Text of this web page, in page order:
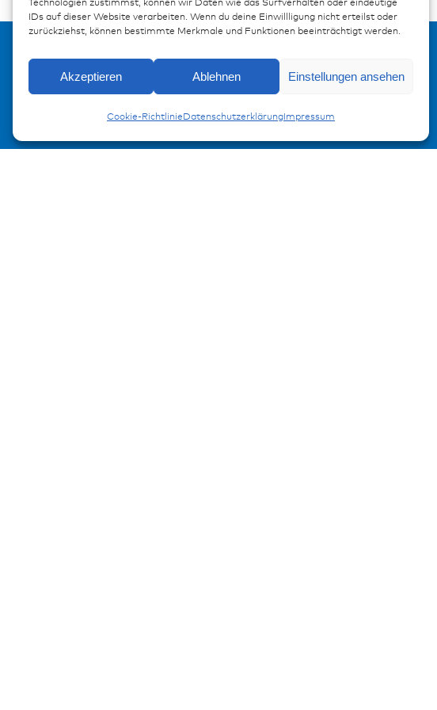
Technologien zustimmst, können wir Daten wie das Surfverhalten oder eindeutige
IDs auf dieser Website verarbeiten. Wenn du deine Einwillligung nicht erteilst oder
zurückziehst, können bestimmte Merkmale und Funktionen beeinträchtigt werden.
Akzeptieren Ablehnen Einstellungen ansehen
Cookie-Richtlinie DatenschutzerklärungImpressum